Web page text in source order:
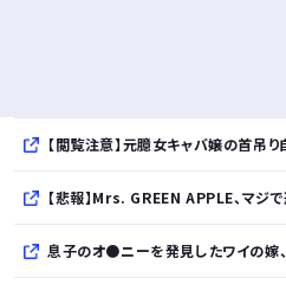
【閲覧注意】元臆女キャバ嬢の首吊り自●配
【悲報】Mrs. GREEN APPLE、マ
息子のオ●ニーを発見したワイの嫁